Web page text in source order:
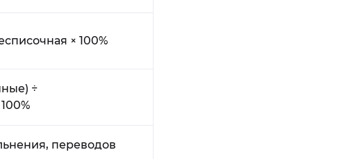
× 100%
÷
переводов